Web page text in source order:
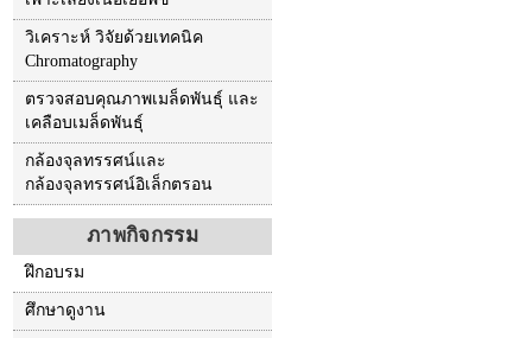
วิเคราะห์ วิจัยด้วยเทคนิค
Chromatography
ตรวจสอบคุณภาพเมล็ดพันธุ์ และ
เคลือบเมล็ดพันธุ์
กล้องจุลทรรศน์และ
กล้องจุลทรรศน์อิเล็กตรอน
ภาพกิจกรรม
ฝึกอบรม
ศึกษาดูงาน